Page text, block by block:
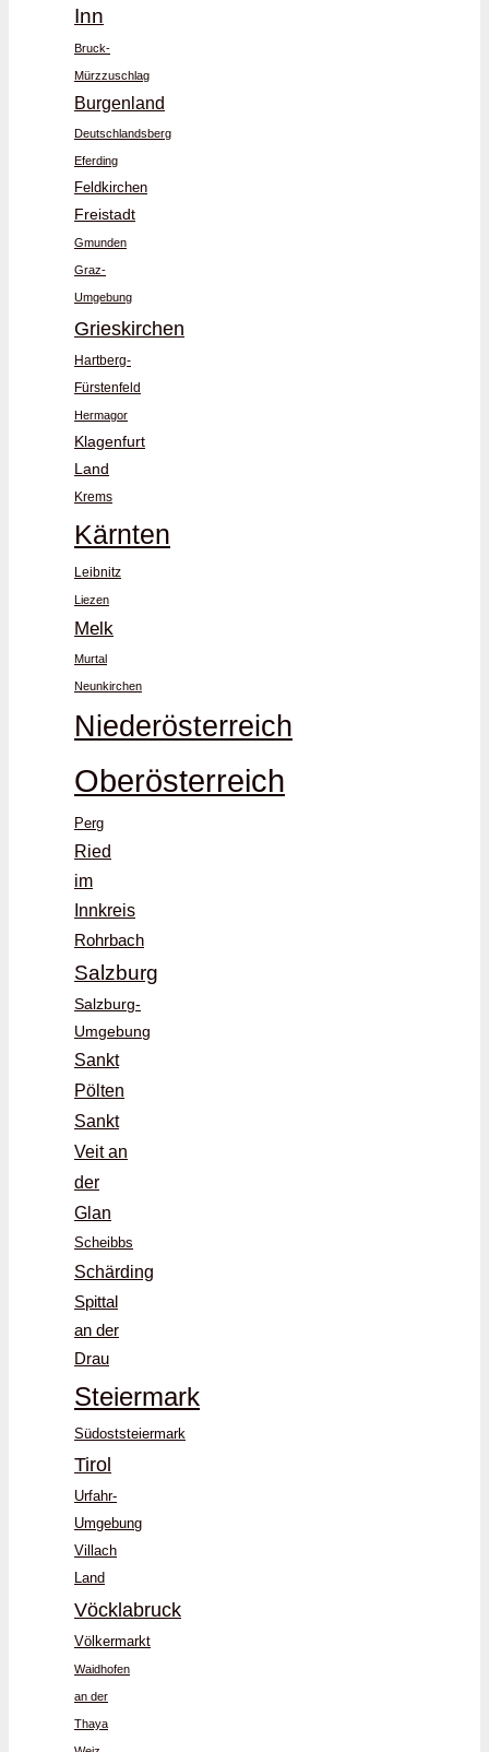
Inn
Bruck-
Mürzzuschlag
Burgenland
Deutschlandsberg
Eferding
Feldkirchen
Freistadt
Gmunden
Graz-
Umgebung
Grieskirchen
Hartberg-
Fürstenfeld
Hermagor
Klagenfurt
Land
Krems
Kärnten
Leibnitz
Liezen
Melk
Murtal
Neunkirchen
Niederösterreich
Oberösterreich
Perg
Ried
im
Innkreis
Rohrbach
Salzburg
Salzburg-
Umgebung
Sankt
Pölten
Sankt
Veit an
der
Glan
Scheibbs
Schärding
Spittal
an der
Drau
Steiermark
Südoststeiermark
Tirol
Urfahr-
Umgebung
Villach
Land
Vöcklabruck
Völkermarkt
Waidhofen
an der
Thaya